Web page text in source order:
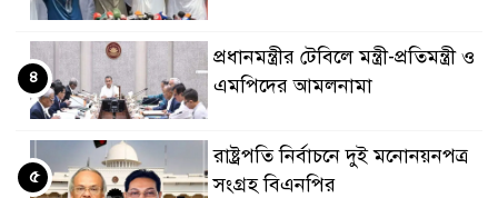
প্রধানমন্ত্রীর টেবিলে মন্ত্রী-প্রতিমন্ত্রী ও
এমপিদের আমলনামা
৪
রাষ্ট্রপতি নির্বাচনে দুই মনোনয়নপত্র
সংগ্রহ বিএনপির
৫